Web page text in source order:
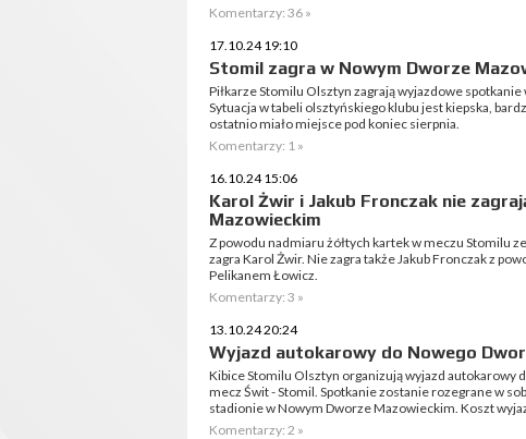
Komentarzy: 36 »
17.10.24 19:10
Stomil zagra w Nowym Dworze
Piłkarze Stomilu Olsztyn zagrają wyjazdowe
Sytuacja w tabeli olsztyńskiego klubu jest kiepska,
ostatnio miało miejsce pod koniec sierpnia.
Komentarzy: 1 »
16.10.24 15:06
Karol Żwir i Jakub Fronczak nie
Mazowieckim
Z powodu nadmiaru żółtych kartek w meczu Stomilu
zagra Karol Żwir. Nie zagra także Jakub Fronczak z
Pelikanem Łowicz.
Komentarzy: 3 »
13.10.24 20:24
Wyjazd autokarowy do Nowego
Kibice Stomilu Olsztyn organizują wyjazd autokarowy
mecz Świt - Stomil. Spotkanie zostanie rozegrane w
stadionie w Nowym Dworze Mazowieckim. Koszt
Komentarzy: 2 »